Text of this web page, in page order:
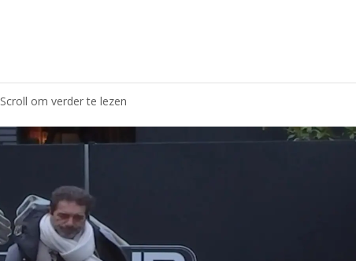
Scroll om verder te lezen